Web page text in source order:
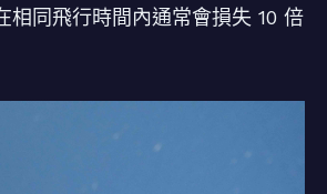
相同飛行時間內通常會損失 10 倍